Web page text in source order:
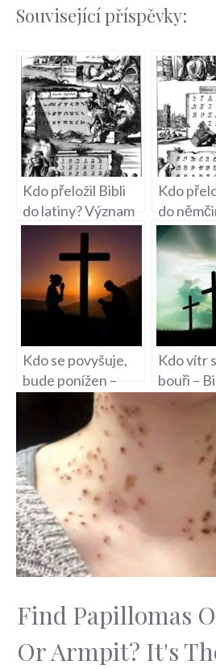
Související příspěvky:
Kdo přeložil Bibli
do latiny? Význam
latinských překladů
Svatého písma
Kdo
do
Luther?
překlad
Kdo se povyšuje,
bude ponížen –
perspektiva na
pokoru
Kdo vítr
bouři –
stránka
našich
Find Papillomas
Or Armpit? It's